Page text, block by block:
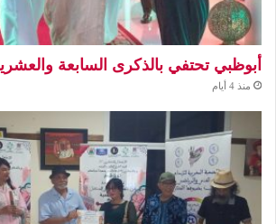
أبوظبي تحتفي بالذكرى السابعة
منذ 4 أيام